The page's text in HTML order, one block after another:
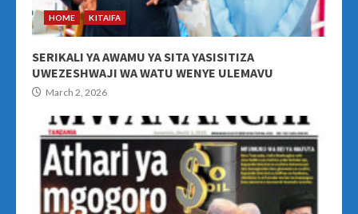
HOME KITAIFA
SERIKALI YA AWAMU YA SITA YASISITIZA
UWEZESHWAJI WA WATU WENYE ULEMAVU
March 2, 2026